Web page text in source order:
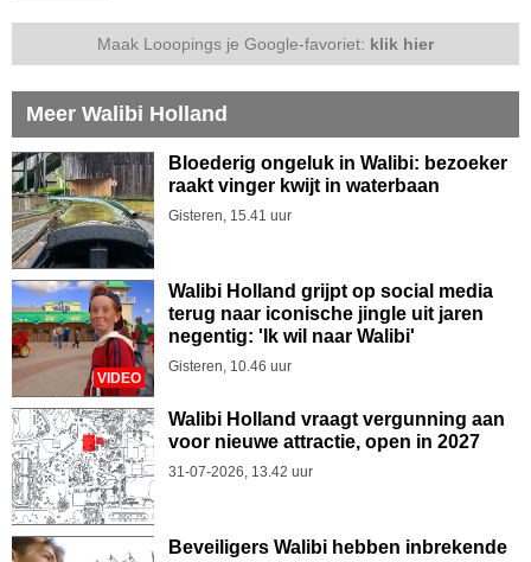
Maak Looopings je Google-favoriet: klik hier
Meer Walibi Holland
Bloederig ongeluk in Walibi: bezoeker
raakt vinger kwijt in waterbaan
Gisteren, 15.41 uur
VIDEO
Walibi Holland grijpt op social media
terug naar iconische jingle uit jaren
negentig: 'Ik wil naar Walibi'
Gisteren, 10.46 uur
Walibi Holland vraagt vergunning aan
voor nieuwe attractie, open in 2027
31-07-2026, 13.42 uur
Beveiligers Walibi hebben inbrekende